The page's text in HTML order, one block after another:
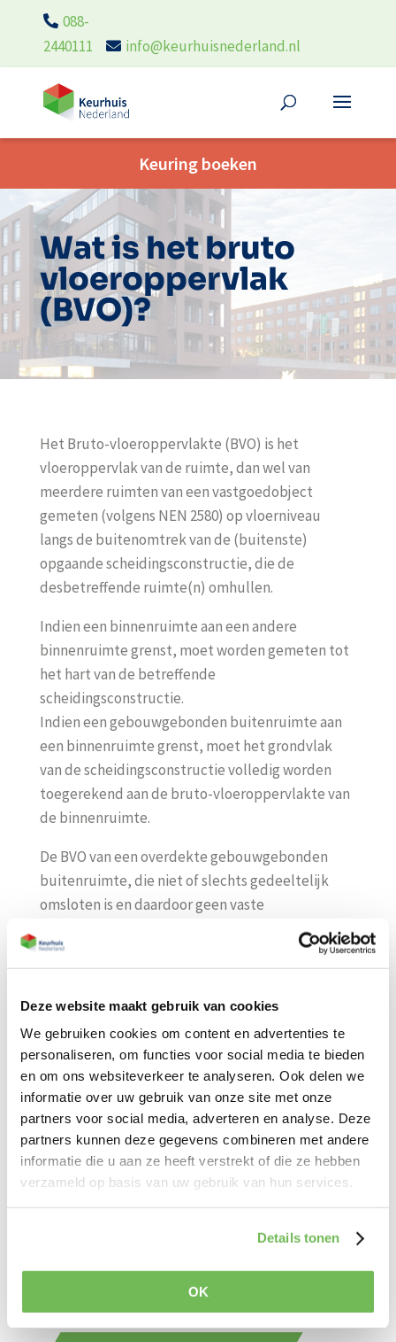
Deze website maakt gebruik van cookies
We gebruiken cookies om content en advertenties te
personaliseren, om functies voor social media te bieden
en om ons websiteverkeer te analyseren. Ook delen we
informatie over uw gebruik van onze site met onze
partners voor social media, adverteren en analyse. Deze
partners kunnen deze gegevens combineren met andere
informatie die u aan ze heeft verstrekt of die ze hebben
verzameld op basis van uw gebruik van hun services.
Details tonen
OK
088-
2440111
info@keurhuisnederland.nl
Keuring boeken
Wat is het bruto
vloeroppervlak
(BVO)?
Het Bruto-vloeroppervlakte (BVO) is het
vloeroppervlak van de ruimte, dan wel van
meerdere ruimten van een vastgoedobject
gemeten (volgens NEN 2580) op vloerniveau
langs de buitenomtrek van de (buitenste)
opgaande scheidingsconstructie, die de
desbetreffende ruimte(n) omhullen.
Indien een binnenruimte aan een andere
binnenruimte grenst, moet worden gemeten tot
het hart van de betreffende
scheidingsconstructie.
Indien een gebouwgebonden buitenruimte aan
een binnenruimte grenst, moet het grondvlak
van de scheidingsconstructie volledig worden
toegerekend aan de bruto-vloeroppervlakte van
de binnenruimte.
De BVO van een overdekte gebouwgebonden
buitenruimte, die niet of slechts gedeeltelijk
omsloten is en daardoor geen vaste
buitenbegrenzing heeft, is gelijk aan de verticale
projectie van het overdekkende bouwdeel,
verharding. Bij de bepaling van de BVO wordt niet
meegerekend; een schalmgat of een vide, indien
het grondvlak daarvan groter is dan 4 m². Bij
bepaling van de grenslijn, moet een incidentele
nis of uitsparing en een incidenteel uitspringend
bouwdeel worden genegeerd, indien het
grondvlak daarvan kleiner is dan 0,5 m².
Klik hier om een offerte aan te vragen. Geeft u
daarbij svp een inschatting aan van het
Klik hier voor een voorbeeld van een
meetcertificaat van Keurhuis Nederland.